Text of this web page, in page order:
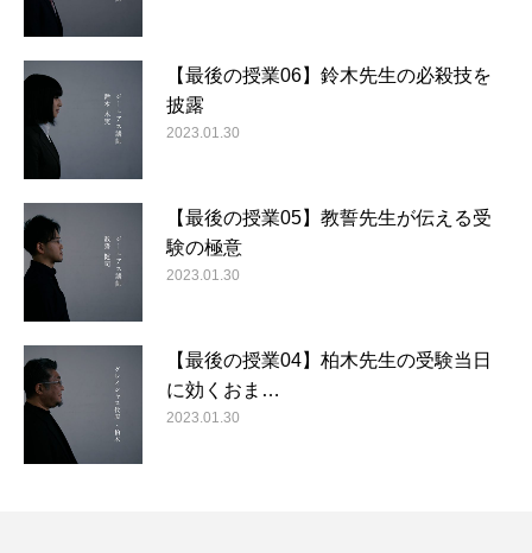
【最後の授業06】鈴木先生の必殺技を
披露
2023.01.30
【最後の授業05】教誓先生が伝える受
験の極意
2023.01.30
【最後の授業04】柏木先生の受験当日
に効くおま…
2023.01.30